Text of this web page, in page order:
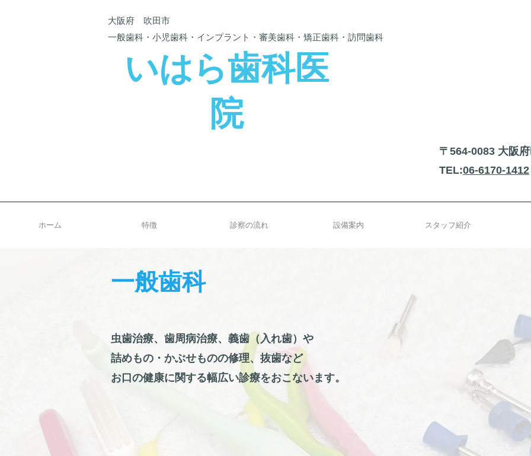
大阪府 吹田市
一般歯科・小児歯科・インプラント・審美歯科​・矯正歯科・訪問歯科
いはら歯科医
院
〒564-0083 大阪
TEL:06-6170-1412
ホーム 特徴 診察の流れ 設備案内 スタッフ紹介
​一般歯科
虫歯治療、歯周病治療、義歯（入れ歯）や
詰めもの・ かぶせものの修理、 抜歯など
お口の健康に関する幅広い診療をおこないます。